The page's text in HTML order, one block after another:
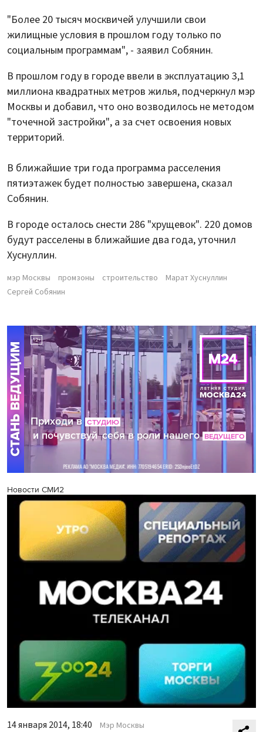
"Более 20 тысяч москвичей улучшили свои
жилищные условия в прошлом году только по
социальным программам", - заявил Собянин.
В прошлом году в городе ввели в эксплуатацию 3,1
миллиона квадратных метров жилья, подчеркнул мэр
Москвы и добавил, что оно возводилось не методом
"точечной застройки", а за счет освоения новых
территорий.
В ближайшие три года программа расселения
пятиэтажек будет полностью завершена, сказал
Собянин.
В городе осталось снести 286 "хрущевок". 220 домов
будут расселены в ближайшие два года, уточнил
Хуснуллин.
мэр Москвы промзоны строительство
Марат Хуснуллин
Сергей Собянин
Новости СМИ2
14 января 2014, 18:40 Мэр Москвы